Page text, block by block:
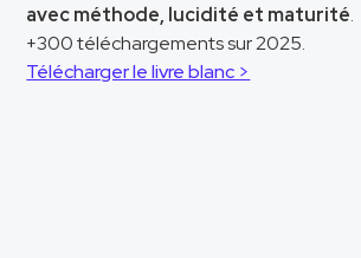
avec méthode, lucidité et maturité.
+300 téléchargements sur 2025.
Télécharger le livre blanc >